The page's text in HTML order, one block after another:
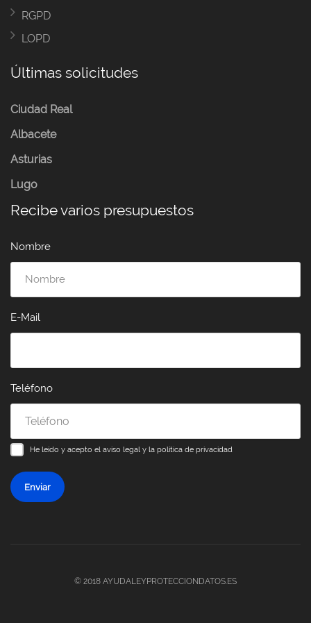
RGPD
LOPD
Últimas solicitudes
Ciudad Real
Albacete
Asturias
Lugo
Recibe varios presupuestos
Nombre
E-Mail
Teléfono
He leído y acepto el aviso legal y la política de privacidad
Enviar
© 2018 AYUDALEYPROTECCIONDATOS.ES